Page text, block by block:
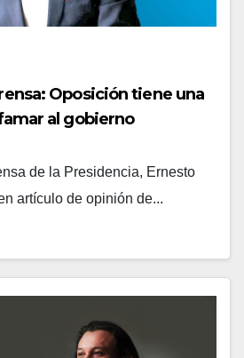
Oposición tiene una
al gobierno
de la Presidencia, Ernesto
artículo de opinión de...